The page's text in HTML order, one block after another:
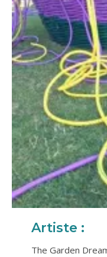
Artiste :
The Garden